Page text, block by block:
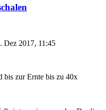
Dez 2017, 11:45
bis zur Ernte bis zu 40x